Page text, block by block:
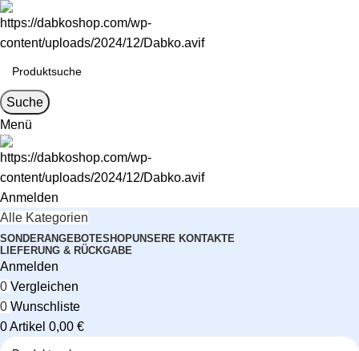
Suche
Menü
Anmelden
Alle Kategorien
SONDERANGEBOTESHOPUNSERE KONTAKTE
LIEFERUNG & RÜCKGABE
Anmelden
0 Vergleichen
0 Wunschliste
0Artikel 0,00 €